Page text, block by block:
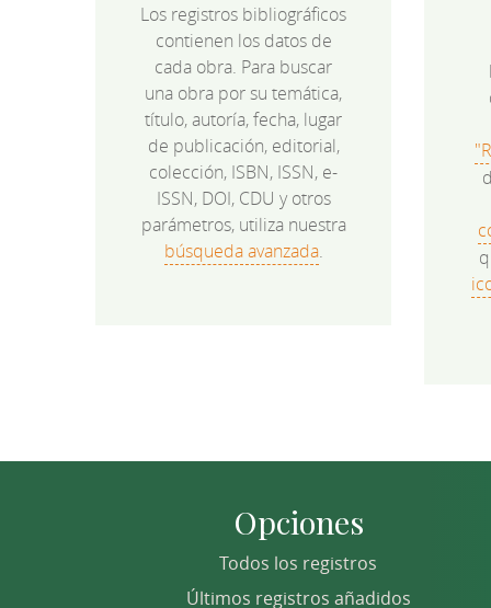
Los registros bibliográficos
contienen los datos de
cada obra. Para buscar
una obra por su temática,
título, autoría, fecha, lugar
de publicación, editorial,
colección, ISBN, ISSN, e-
ISSN, DOI, CDU y otros
parámetros, utiliza nuestra
búsqueda avanzada.
Opciones
Todos los registros
Últimos registros añadidos